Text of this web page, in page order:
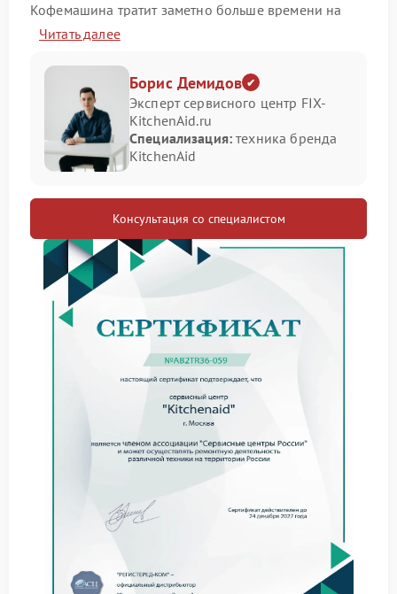
Кофемашина тратит заметно больше времени на
нагрев перед приготовлением напитка? Это может
свидетельствовать о возникновении технических
Kitchenaid поможет устранить проблему на ранней
стадии и сохранить работоспособность устройства
на долгие годы.
Причины задержки нагрева могут быть разными.
Рассмотрим основные:
замедляют передачу тепла.
Неисправность нагревательного элемента: износ
или частичное повреждение ТЭНа снижает его
эффективность.
Сбои в работе датчиков температуры:
некорректные показания заставляют систему
дольше выполнять цикл нагрева.
Проблемы с питанием: нестабильное
напряжение в сети может влиять на скорость
работы нагревательных компонентов.
Чтобы минимизировать риск подобных неполадок,
важно соблюдать правила эксплуатации и
регулярно проводить профилактическое
обслуживание кофемашины Kitchenaid.
восстановить нормальную работу устройства, стоит
обратиться к мастерам FIX‑KITCHENAID.
Специалисты проведут диагностику и выполнят
необходимый ремонт Kitchenaid с использованием
оригинальных запчастей.
Читать далее
Борис Демидов
Эксперт сервисного центр FIX-
KitchenAid.ru
Специализация: техника бренда
KitchenAid
Консультация со специалистом